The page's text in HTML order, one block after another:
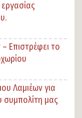
Επιστρέφει το
Λαμιέων για
μας